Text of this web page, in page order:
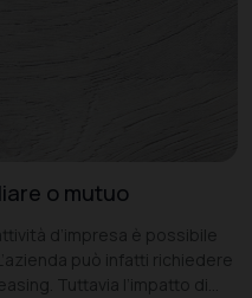
o mutuo
d’impresa è possibile
può infatti richiedere
Tuttavia l’impatto di